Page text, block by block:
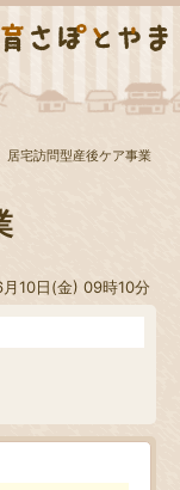
居宅訪問型産後ケア事業
10日(金) 09時10分